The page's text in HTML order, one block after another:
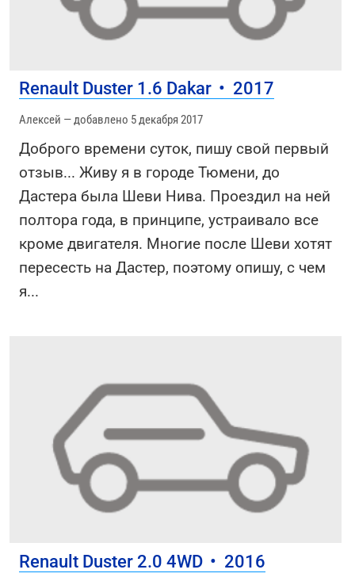
Renault Duster 1.6 Dakar • 2017
Алексей — добавлено 5 декабря 2017
Доброго времени суток, пишу свой первый
отзыв... Живу я в городе Тюмени, до
Дастера была Шеви Нива. Проездил на ней
полтора года, в принципе, устраивало все
кроме двигателя. Многие после Шеви хотят
пересесть на Дастер, поэтому опишу, с чем
я...
Renault Duster 2.0 4WD • 2016